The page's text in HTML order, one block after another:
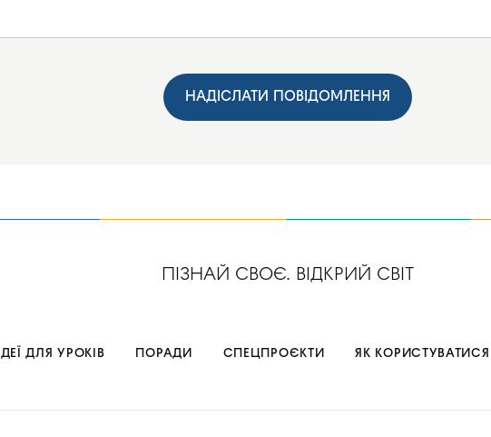
НАДІСЛАТИ ПОВІДОМЛЕННЯ
ПІЗНАЙ СВОЄ. ВІДКРИЙ СВІТ
ІДЕЇ ДЛЯ УРОКІВ ПОРАДИ СПЕЦПРОЄКТИ ЯК КОРИСТУВАТИСЯ